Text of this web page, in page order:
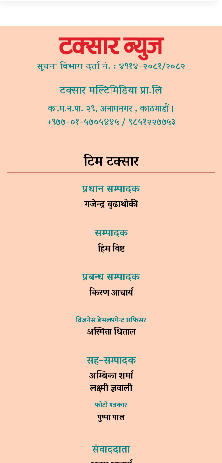
सूचना विभाग दर्ता नं. : ४९१४-२०८१/२०८२
टक्सार मल्टिमिडिया प्रा.लि
का.म.न.पा. २९, अनामनगर , काठमाडौं ।
+९७७-०१-५७०५४४५ / ९८५१२२७७५३
टिम टक्सार
प्रधान सम्पादक
गजेन्द्र बुढाथोकी
सम्पादक
हिम विष्ट
प्रबन्ध सम्पादक
किरण आचार्य
विजनेस डेभलपमेन्ट अफिसर
अस्मिता धिताल
सह–सम्पादक
अम्बिका शर्मा
लक्ष्मी ज्ञवाली
फोटो पत्रकार
पुष्पा पाल
संवाददाता